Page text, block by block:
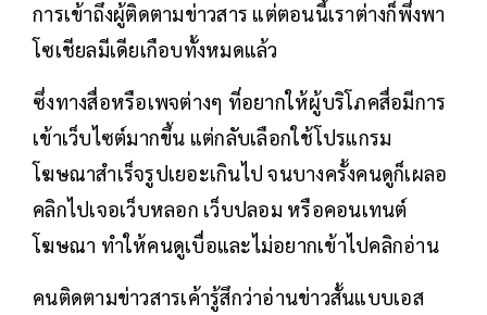
การเข้าถึงผู้ติดตามข่าวสาร แต่ตอนนี้เราต่างก็พึ่งพา
โซเชียลมีเดียเกือบทั้งหมดแล้ว
ซึ่งทางสื่อหรือเพจต่างๆ ที่อยากให้ผู้บริโภคสื่อมีการ
เข้าเว็บไซต์มากขึ้น แต่กลับเลือกใช้โปรแกรม
โฆษณาสำเร็จรูปเยอะเกินไป จนบางครั้งคนดูก็เผลอ
คลิกไปเจอเว็บหลอก เว็บปลอม หรือคอนเทนต์
โฆษณา ทำให้คนดูเบื่อและไม่อยากเข้าไปคลิกอ่าน
คนติดตามข่าวสารเค้ารู้สึกว่าอ่านข่าวสั้นแบบเอส